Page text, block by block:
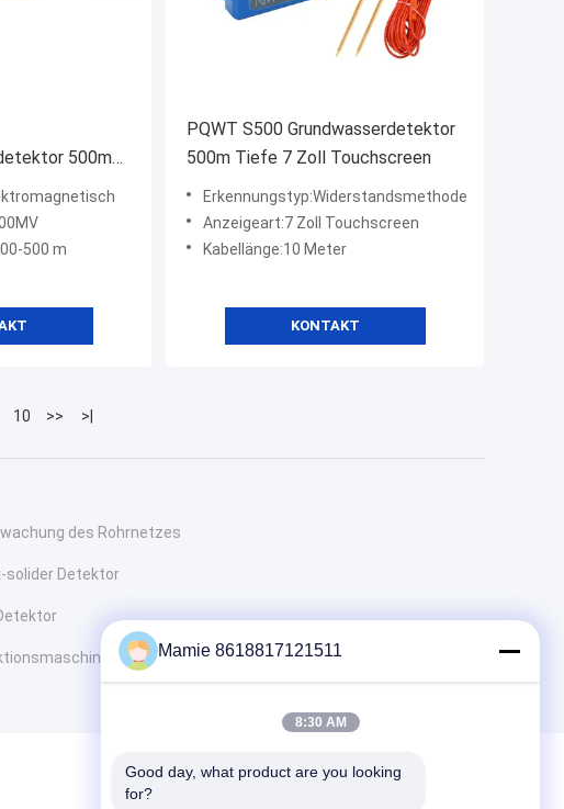
500m
500 m
PQWT S500 Grundwasserdetektor
500m Tiefe 7 Zoll Touchscreen
Erkennungstyp:Widerstandsmethode
Anzeigeart:7 Zoll Touchscreen
Kabellänge:10 Meter
KONTAKT
10 >> >|
des Rohrnetzes
solider Detektor
Mamie 8618817121511
8:30 AM
Good day, what product are you looking
for?